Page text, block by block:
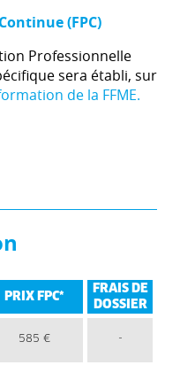
(FPC)
Professionnelle
sera établi, sur
de la FFME.
PRIX FPC*
FRAIS DE
DOSSIER
585 € -